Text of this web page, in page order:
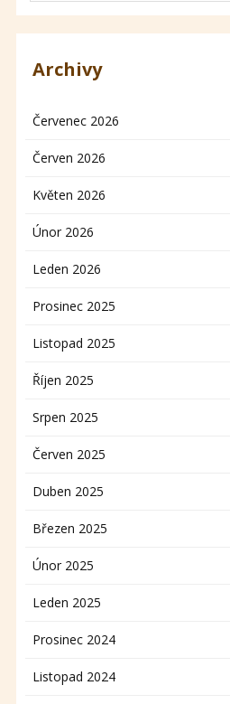
Archivy
Červenec 2026
Červen 2026
Květen 2026
Únor 2026
Leden 2026
Prosinec 2025
Listopad 2025
Říjen 2025
Srpen 2025
Červen 2025
Duben 2025
Březen 2025
Únor 2025
Leden 2025
Prosinec 2024
Listopad 2024